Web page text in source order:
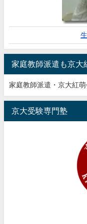
家庭教師派遣も京大
家庭教師派遣・京大紅
京大受験専門塾